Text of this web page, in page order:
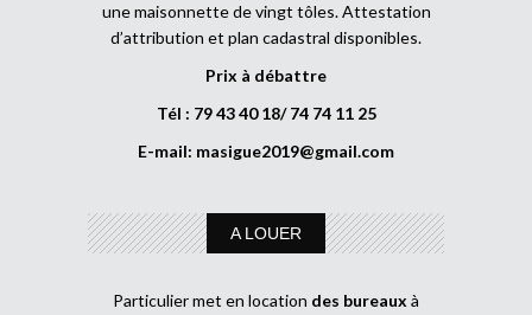
une maisonnette de vingt tôles. Attestation
d’attribution et plan cadastral disponibles.
Prix à débattre
Tél : 79 43 40 18/ 74 74 11 25
E-mail: masigue2019@gmail.com
A LOUER
Particulier met en location des bureaux à